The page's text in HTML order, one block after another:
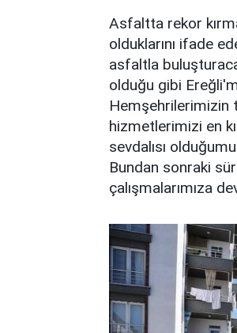
Asfaltta rekor
olduklarını ifade
asfaltla
olduğu gibi
Hemşehrilerimizin
hizmetlerimizi en
sevdalısı
Bundan sonraki
çalışmalarımıza